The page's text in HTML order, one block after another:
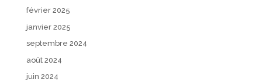
février 2025
janvier 2025
septembre 2024
août 2024
juin 2024